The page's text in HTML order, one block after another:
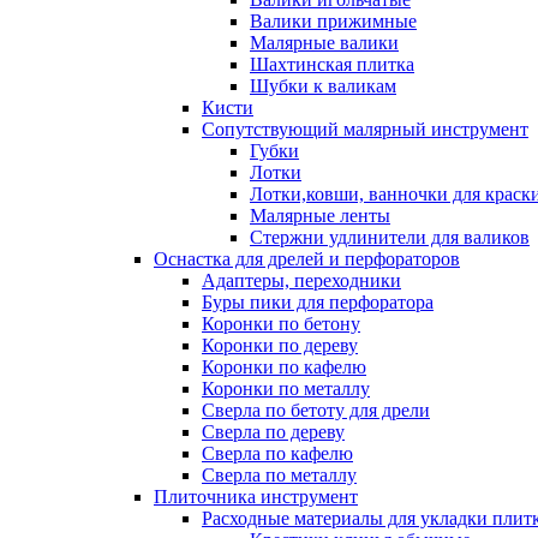
Валики прижимные
Малярные валики
Шахтинская плитка
Шубки к валикам
Кисти
Сопутствующий малярный инструмент
Губки
Лотки
Лотки,ковши, ванночки для
Малярные ленты
Стержни удлинители для валиков
Оснастка для дрелей и перфораторов
Адаптеры, переходники
Буры пики для перфоратора
Коронки по бетону
Коронки по дереву
Коронки по кафелю
Коронки по металлу
Сверла по бетоту для дрели
Сверла по дереву
Сверла по кафелю
Сверла по металлу
Плиточника инструмент
Расходные материалы для укладки